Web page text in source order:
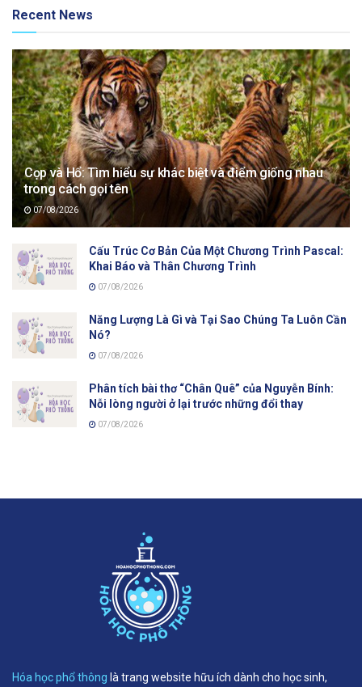
Recent News
Cọp và Hổ: Tìm hiểu sự khác biệt và điểm giống nhau
trong cách gọi tên
07/08/2026
Cấu Trúc Cơ Bản Của Một Chương Trình Pascal:
Khai Báo và Thân Chương Trình
07/08/2026
Năng Lượng Là Gì và Tại Sao Chúng Ta Luôn Cần
Nó?
07/08/2026
Phân tích bài thơ “Chân Quê” của Nguyễn Bính:
Nỗi lòng người ở lại trước những đổi thay
07/08/2026
Hóa học phổ thông là trang website hữu ích dành cho học sinh,